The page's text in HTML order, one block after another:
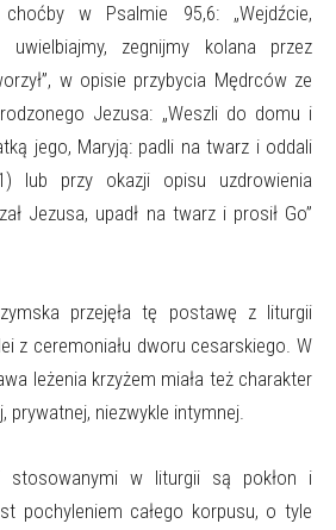
w Psalmie 95,6: „Wejdźcie,
zegnijmy kolana przez
w opisie przybycia Mędrców ze
Jezusa: „Weszli do domu i
jego, Maryją: padli na twarz i oddali
lub przy okazji opisu uzdrowienia
Jezusa, upadł na twarz i prosił Go”
przejęła tę postawę z liturgii
z ceremoniału dworu cesarskiego. W
leżenia krzyżem miała też charakter
prywatnej, niezwykle intymnej.
stosowanymi w liturgii są pokłon i
pochyleniem całego korpusu, o tyle